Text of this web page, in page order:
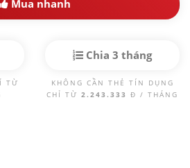
Mua nhanh
TỪ
Chia 3 tháng
KHÔNG CẦN THẺ TÍN DỤNG
CHỈ TỪ 2.243.333 Đ / THÁNG